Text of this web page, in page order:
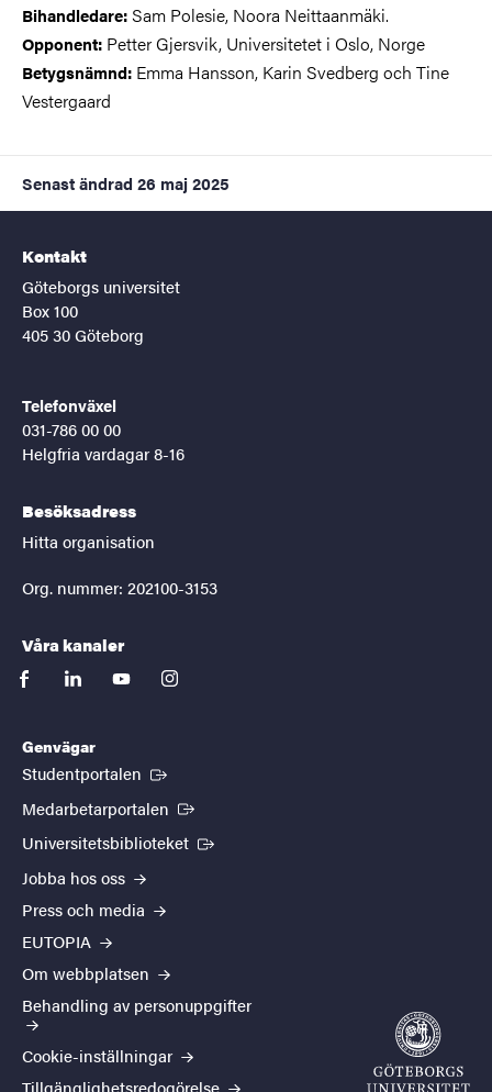
Bihandledare: Sam Polesie, Noora Neittaanmäki.
Opponent: Petter Gjersvik, Universitetet i Oslo, Norge
Betygsnämnd: Emma Hansson, Karin Svedberg och Tine
Vestergaard
Senast ändrad 26 maj 2025
Kontakt
Göteborgs universitet
Box 100
405 30 Göteborg
Telefonväxel
031-786 00 00
Helgfria vardagar 8-16
Besöksadress
Hitta organisation
Org. nummer: 202100-3153
Våra kanaler
facebooklinkedinyoutubeinstagram
Genvägar
Studentportalen (Extern länk)
Medarbetarportalen (Extern länk)
Universitetsbiblioteket (Extern länk)
Jobba hos oss
Press och media
EUTOPIA
Om webbplatsen
Behandling av personuppgifter
Cookie-inställningar
Tillgänglighetsredogörelse